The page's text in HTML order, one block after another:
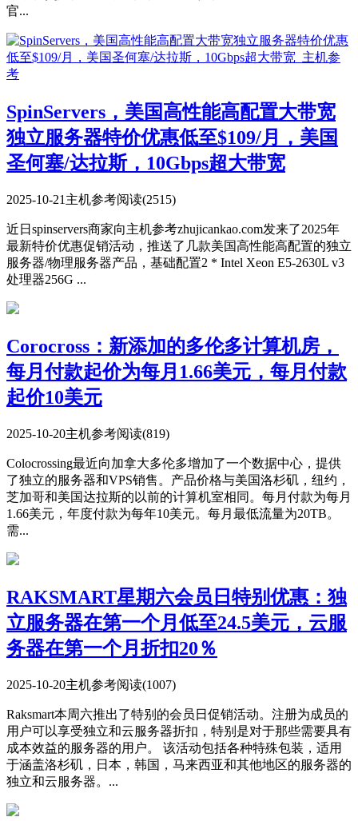
官...
SpinServers，美国高性能高配置大带宽
独立服务器特价优惠低至$109/月，美国
圣何塞/达拉斯，10Gbps超大带宽
2025-10-21 主机参考阅读(2515)
近日spinservers商家向主机参考zhujicankao.com发来了2025年
最新特价优惠促销活动，推送了几款美国高性能高配置的独立
服务器/物理服务器产品，基础配置2 * Intel Xeon E5-2630L v3
处理器256G ...
Corocross：新添加的多伦多计算机房，
每月付款起价为每月1.66美元，每月付款
起价10美元
2025-10-20主机参考阅读(819)
Colocrossing最近向加拿大多伦多增加了一个数据中心，提供
了独立的服务器和VPS销售。产品价格与美国洛杉矶，纽约，
芝加哥和美国达拉斯的以前的计算机室相同。每月付款为每月
1.66美元，年度付款为每年10美元。每月最低流量为20TB。
需...
RAKSMART星期六会员日特别优惠：独
立服务器在第一个月低至24.5美元，云服
务器在第一个月折扣20％
2025-10-20主机参考阅读(1007)
Raksmart本周六推出了特别的会员日促销活动。注册为成员的
用户可以享受独立和云服务器折扣，特别是对于那些需要具有
成本效益的服务器的用户。 该活动包括各种特殊包装，适用
于涵盖洛杉矶，日本，韩国，马来西亚和其他地区的服务器的
独立和云服务器。...